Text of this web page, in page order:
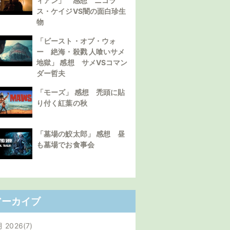
ス・ケイジVS闇の面白珍生
物
「ビースト・オブ・ウォ
ー 絶海・殺戮 人喰いサメ
地獄」 感想 サメVSコマン
ダー哲夫
「モーズ」 感想 禿頭に貼
り付く紅葉の秋
「墓場の鮫太郎」 感想 昼
も墓場でお食事会
カイブ
2026 7